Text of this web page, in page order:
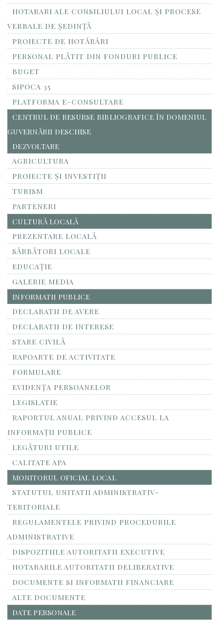
HOTARARI ALE CONSILIULUI LOCAL ȘI PROCESE
VERBALE DE ȘEDINȚĂ
PROIECTE DE HOTĂRÂRI
PERSONAL PLĂTIT DIN FONDURI PUBLICE
BUGET
SIPOCA 35
PLATFORMA E-CONSULTARE
CENTRUL DE RESURSE BIBLIOGRAFICE ÎN DOMENIUL
GUVERNĂRII DESCHISE
DEZVOLTARE
AGRICULTURA
PROIECTE ȘI INVESTIȚII
TURISM
PARTENERI
CULTURĂ LOCALĂ
PREZENTARE LOCALĂ
SĂRBĂTORI LOCALE
EDUCAȚIE
GALERIE MEDIA
INFORMATII PUBLICE
DECLARATII DE AVERE
DECLARATII DE INTERESE
STARE CIVILĂ
RAPOARTE DE ACTIVITATE
FORMULARE
EVIDENȚA PERSOANELOR
LEGISLATIE
RAPORTUL ANUAL PRIVIND ACCESUL LA
INFORMAŢII PUBLICE
LEGĂTURI UTILE
CALITATE APA
MONITORUL OFICIAL LOCAL
STATUTUL UNITATII ADMINISTRATIV-
TERITORIALE
REGULAMENTELE PRIVIND PROCEDURILE
ADMINISTRATIVE
DISPOZITIILE AUTORITATII EXECUTIVE
HOTARARILE AUTORITATII DELIBERATIVE
DOCUMENTE SI INFORMATII FINANCIARE
ALTE DOCUMENTE
DATE PERSONALE